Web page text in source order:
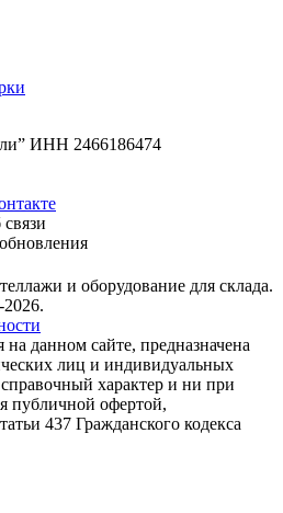
ИНН 2466186474
и оборудование для склада.
данном сайте, предназначена
лиц и индивидуальных
характер и ни при
публичной офертой,
437 Гражданского кодекса